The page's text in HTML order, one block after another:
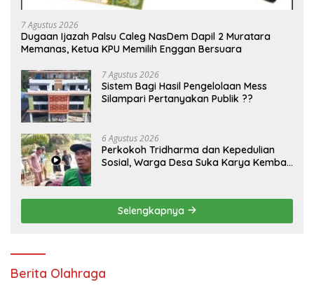
7 Agustus 2026
Dugaan Ijazah Palsu Caleg NasDem Dapil 2 Muratara
Memanas, Ketua KPU Memilih Enggan Bersuara
7 Agustus 2026
Sistem Bagi Hasil Pengelolaan Mess
Silampari Pertanyakan Publik ??
6 Agustus 2026
Perkokoh Tridharma dan Kepedulian
Sosial, Warga Desa Suka Karya Kembali
Selengkapnya
Berita Olahraga